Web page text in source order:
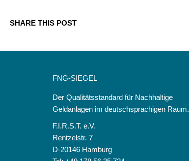
SHARE THIS POST
FNG-SIEGEL
Der Qualitätsstandard für Nachhaltige
Geldanlagen im deutschsprachigen Raum.
F.I.R.S.T. e.V.
Rentzelstr. 7
D-20146 Hamburg